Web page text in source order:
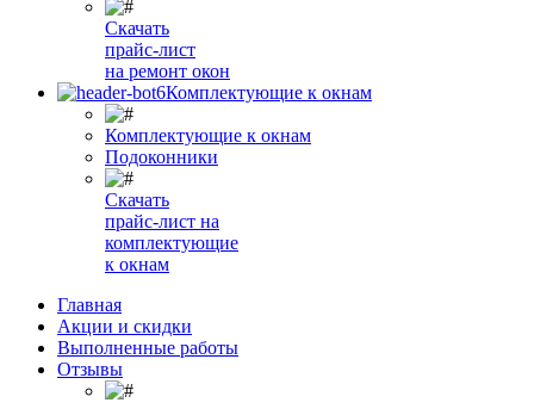
Скачать
прайс-лист
на ремонт окон
Комплектующие к окнам
Комплектующие к окнам
Подоконники
Скачать
прайс-лист на
комплектующие
к окнам
Главная
Акции и скидки
Выполненные работы
Отзывы